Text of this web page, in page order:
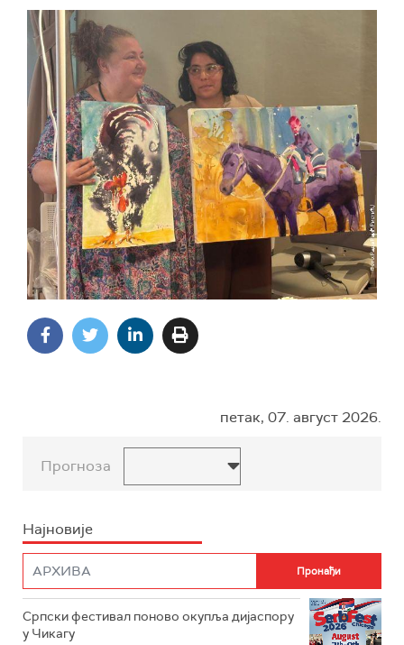
петак, 07. август 2026.
Прогноза
Најновије
Српски фестивал поново окупља дијаспору
у Чикагу